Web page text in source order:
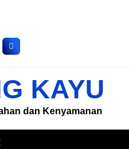
KAYU
dan Kenyamanan